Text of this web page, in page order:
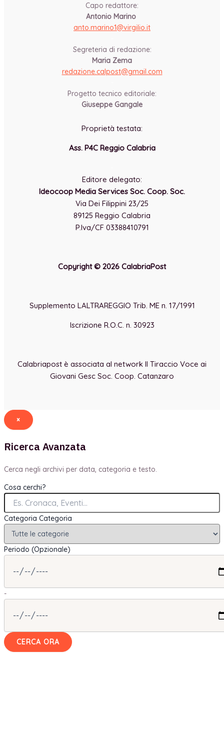
Capo redattore:
Antonio Marino
anto.marino1@virgilio.it
Segreteria di redazione:
Maria Zema
redazione.calpost@gmail.com
Progetto tecnico editoriale:
Giuseppe Gangale
Proprietà testata:
Ass. P4C Reggio Calabria
Editore delegato:
Ideocoop Media Services Soc. Coop. Soc.
Via Dei Filippini 23/25
89125 Reggio Calabria
P.Iva/CF 03388410791
Copyright © 2026 CalabriaPost
Supplemento LALTRAREGGIO Trib. ME n. 17/1991
Iscrizione R.O.C. n. 30923
Calabriapost è associata al network Il Tiraccio Voce ai
Giovani Gesc Soc. Coop. Catanzaro
×
Ricerca Avanzata
Cerca negli archivi per data, categoria e testo.
Cosa cerchi?
Categoria Categoria
Periodo (Opzionale)
-
CERCA ORA